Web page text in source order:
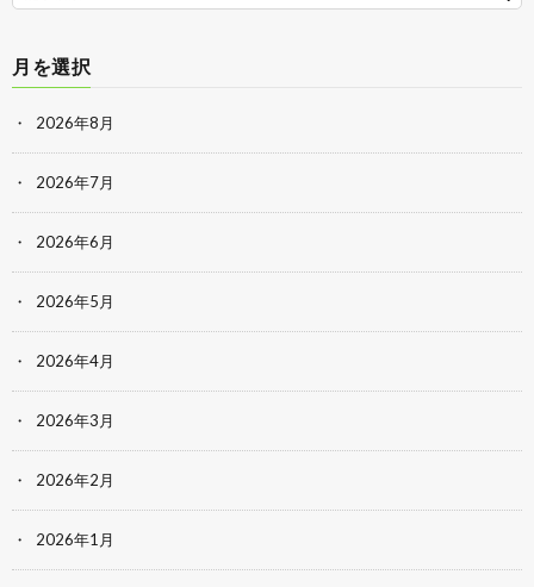
月を選択
2026年8月
2026年7月
2026年6月
2026年5月
2026年4月
2026年3月
2026年2月
2026年1月